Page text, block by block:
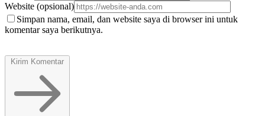
Website (opsional)
Simpan nama, email, dan website saya di browser ini untuk
komentar saya berikutnya.